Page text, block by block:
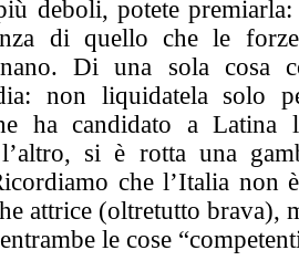
deboli, potete
di quello che le
Di una sola cosa
non liquidatela solo
ha candidato a Latina
si è rotta una
che l’Italia non è
attrice (oltretutto brava),
le cose